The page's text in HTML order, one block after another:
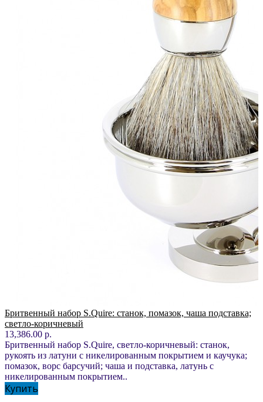
Бритвенный набор S.Quire: станок, помазок, чаша подставка;
светло-коричневый
13,386.00 р.
Бритвенный набор S.Quire, светло-коричневый: станок,
рукоять из латуни с никелированным покрытием и каучука;
помазок, ворс барсучий; чаша и подставка, латунь с
никелированным покрытием..
Купить